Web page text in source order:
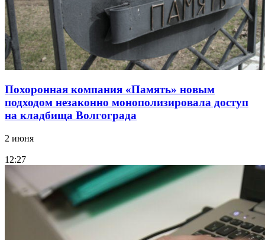
Похоронная компания «Память» новым
подходом незаконно монополизировала доступ
на кладбища Волгограда
2 июня
12:27